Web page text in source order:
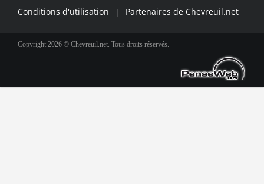
Conditions d'utilisation
| Partenaires de Chevreuil.net
Copyright 2026 © Chevreuil.net. Tous droits réservés.